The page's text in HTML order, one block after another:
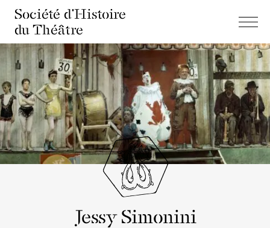
Société d'Histoire
du Théâtre
Jessy Simonini